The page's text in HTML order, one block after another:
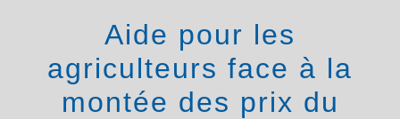
Aide pour les
agriculteurs face à la
montée des prix du